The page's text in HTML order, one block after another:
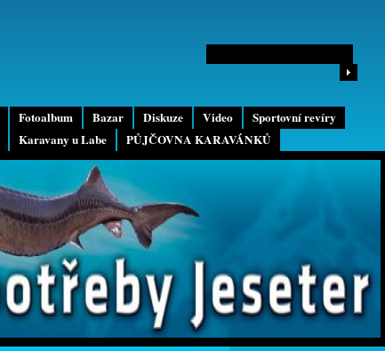
Fotoalbum Bazar Diskuze Video
Sportovní revíry
Karavany u Labe PŮJČOVNA KARAVÁNKŮ